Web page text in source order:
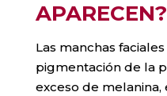
APARECEN?
Las manchas
pigmentación de la
exceso de